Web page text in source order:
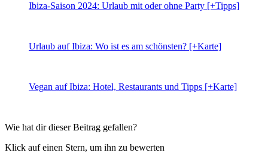
Ibiza-Saison 2024: Urlaub mit oder ohne Party [+Tipps]
Urlaub auf Ibiza: Wo ist es am schönsten? [+Karte]
Vegan auf Ibiza: Hotel, Restaurants und Tipps [+Karte]
Wie hat dir dieser Beitrag gefallen?
Klick auf einen Stern, um ihn zu bewerten